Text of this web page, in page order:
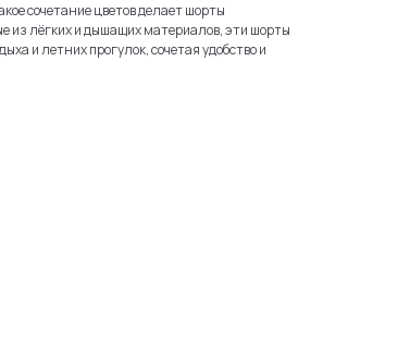
сочетание цветов делает шорты
лёгких и дышащих материалов, эти шорты
и летних прогулок, сочетая удобство и